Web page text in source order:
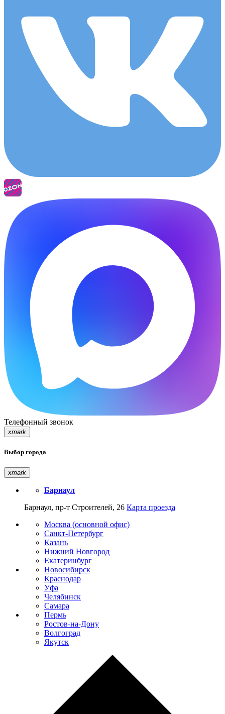
Телефонный звонок
xmark
Выбор города
xmark
Барнаул
Барнаул, пр-т Строителей, 26 Карта проезда
Москва (основной офис)
Санкт-Петербург
Казань
Нижний Новгород
Екатеринбург
Новосибирск
Краснодар
Уфа
Челябинск
Самара
Пермь
Ростов-на-Дону
Волгоград
Якутск